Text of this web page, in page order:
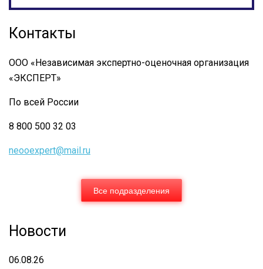
Контакты
ООО «Независимая экспертно-оценочная организация
«ЭКСПЕРТ»
По всей России
8 800 500 32 03
neooexpert@mail.ru
Все подразделения
Новости
06.08.26